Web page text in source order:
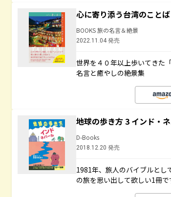
心に寄り添う台湾のこと
BOOKS 旅の名言＆絶景
2022.11.04 発売
世界を４０年以上歩いてきた
名言と癒やしの絶景集
地球の歩き方 3 インド・
D-Books
2018.12.20 発売
1981年、旅人のバイブルと
の旅を思い出して欲しい1冊で